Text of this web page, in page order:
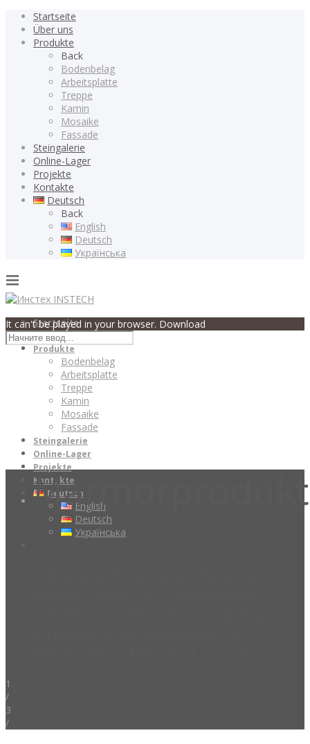
Startseite
Über uns
Produkte
Back
Bodenbelag
Arbeitsplatte
Treppe
Kamin
Mosaike
Fassade
Steingalerie
Online-Lager
Projekte
Kontakte
Deutsch
Back
English
Deutsch
Українська
INSTECH
Startseite
Über uns
Produkte
Bodenbelag
Arbeitsplatte
Treppe
Kamin
Mosaike
Fassade
Steingalerie
Online-Lager
Projekte
Kontakte
Deutsch
English
Deutsch
Українська
It can't be played in your browser. Download
1
/
3
/